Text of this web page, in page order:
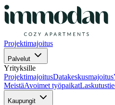
Projektimajoitus
Palvelut
Yrityksille
ProjektimajoitusDatakeskusmajoitus
MeistäAvoimet työpaikat
Kaupungit